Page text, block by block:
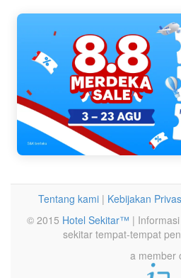
Tentang kami | Kebijakan
© 2015 Hotel Sekitar™ |
sekitar tempat-tempat
a member